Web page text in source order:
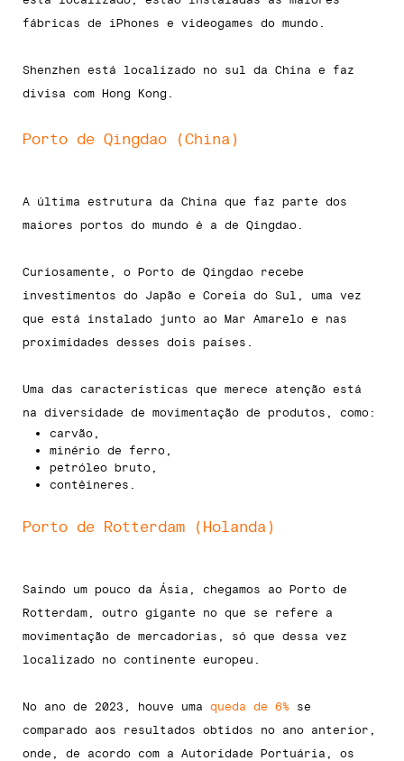
fábricas de iPhones e videogames do mundo.
Shenzhen está localizado no sul da China e faz
divisa com Hong Kong.
Porto de Qingdao (China)
A última estrutura da China que faz parte dos
maiores portos do mundo é a de Qingdao.
Curiosamente, o Porto de Qingdao recebe
investimentos do Japão e Coreia do Sul, uma vez
que está instalado junto ao Mar Amarelo e nas
proximidades desses dois países.
Uma das características que merece atenção está
na diversidade de movimentação de produtos, como:
carvão,
minério de ferro,
petróleo bruto,
contêineres.
Porto de Rotterdam (Holanda)
Saindo um pouco da Ásia, chegamos ao Porto de
Rotterdam, outro gigante no que se refere a
movimentação de mercadorias, só que dessa vez
localizado no continente europeu.
No ano de 2023, houve uma queda de 6% se
comparado aos resultados obtidos no ano anterior,
onde, de acordo com a Autoridade Portuária, os